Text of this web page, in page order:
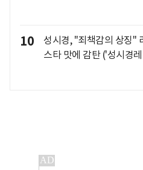
10
성시경, "죄책감의 상징"
스타 맛에 감탄 ('성시경